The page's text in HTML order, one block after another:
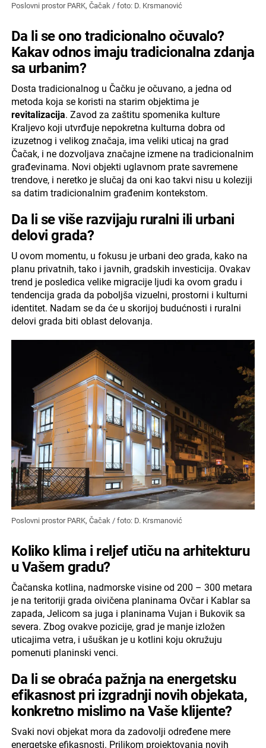
Poslovni prostor PARK, Čačak / foto: D. Krsmanović
Da li se ono tradicionalno očuvalo?
Kakav odnos imaju tradicionalna zdanja
sa urbanim?
Dosta tradicionalnog u Čačku je očuvano, a jedna od
metoda koja se koristi na starim objektima je
revitalizacija. Zavod za zaštitu spomenika kulture
Kraljevo koji utvrđuje nepokretna kulturna dobra od
izuzetnog i velikog značaja, ima veliki uticaj na grad
Čačak, i ne dozvoljava značajne izmene na tradicionalnim
građevinama. Novi objekti uglavnom prate savremene
trendove, i neretko je slučaj da oni kao takvi nisu u koleziji
sa datim tradicionalnim građenim kontekstom.
Da li se više razvijaju ruralni ili urbani
delovi grada?
U ovom momentu, u fokusu je urbani deo grada, kako na
planu privatnih, tako i javnih, gradskih investicija. Ovakav
trend je posledica velike migracije ljudi ka ovom gradu i
tendencija grada da poboljša vizuelni, prostorni i kulturni
identitet. Nadam se da će u skorijoj budućnosti i ruralni
delovi grada biti oblast delovanja.
Poslovni prostor PARK, Čačak / foto: D. Krsmanović
Koliko klima i reljef utiču na arhitekturu
u Vašem gradu?
Čačanska kotlina, nadmorske visine od 200 – 300 metara
je na teritoriji grada oivičena planinama Ovčar i Kablar sa
zapada, Jelicom sa juga i planinama Vujan i Bukovik sa
severa. Zbog ovakve pozicije, grad je manje izložen
uticajima vetra, i ušuškan je u kotlini koju okružuju
pomenuti planinski venci.
Da li se obraća pažnja na energetsku
efikasnost pri izgradnji novih objekata,
konkretno mislimo na Vaše klijente?
Svaki novi objekat mora da zadovolji određene mere
energetske efikasnosti. Prilikom projektovanja novih